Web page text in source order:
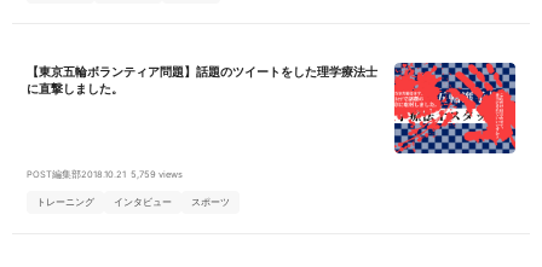
日・最大131日&残業月3時間程度♪ ◾️短時間正社員勤務(32h/wなど)相談
可能 ◾️4年連続有給消化率100% ◾️訪問エリアは名古屋市内 ◾️アクションプ
できます！ 【入社後の教育体制、キャリアパスについて】 新任研修にて
保険のことや訪問の基礎知識などについて学んでもらいます（3ヶ月に
【東京五輪ボランティア問題】話題のツイートをした理学療法士
に直撃しました。
POST編集部2018.10.21 5,759 views
トレーニング インタビュー スポーツ